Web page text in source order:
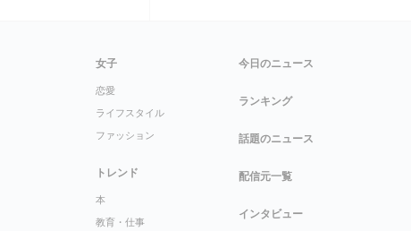
女子
恋愛
ライフスタイル
ファッション
トレンド
本
教育・仕事
今日のニュース
ランキング
話題のニュース
配信元一覧
インタビュー